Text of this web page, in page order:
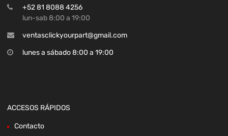
+52 81 8088 4256
lun-sab 8:00 a 19:00
ventasclickyourpart@gmail.com
lunes a sábado 8:00 a 19:00
ACCESOS RÁPIDOS
Contacto